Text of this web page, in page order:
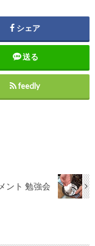
シェア
送る
feedly
ント 勉強会